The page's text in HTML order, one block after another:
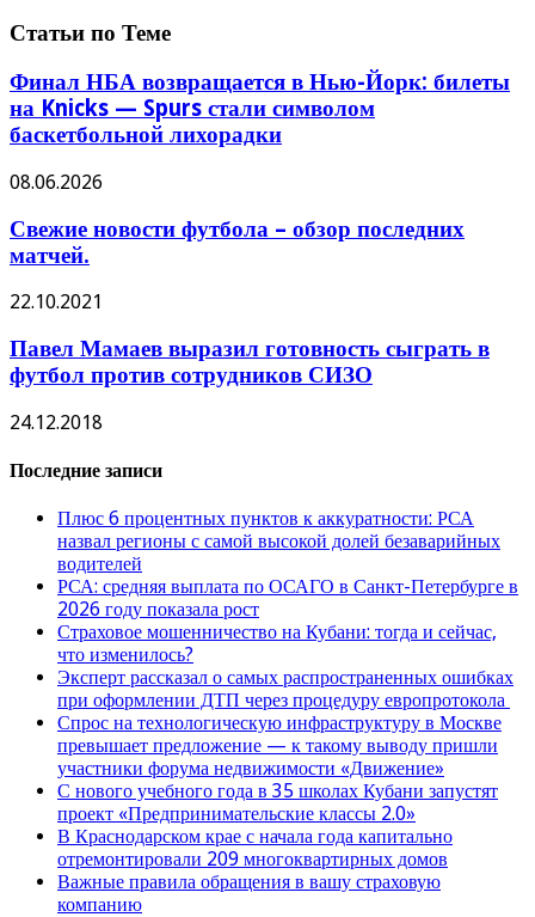
Статьи по Теме
Финал НБА возвращается в Нью-Йорк: билеты
на Knicks — Spurs стали символом
баскетбольной лихорадки
08.06.2026
Свежие новости футбола – обзор последних
матчей.
22.10.2021
Павел Мамаев выразил готовность сыграть в
футбол против сотрудников СИЗО
24.12.2018
Последние записи
Плюс 6 процентных пунктов к аккуратности: РСА
назвал регионы с самой высокой долей безаварийных
водителей
РСА: средняя выплата по ОСАГО в Санкт-Петербурге в
2026 году показала рост
Страховое мошенничество на Кубани: тогда и сейчас,
что изменилось?
Эксперт рассказал о самых распространенных ошибках
при оформлении ДТП через процедуру европротокола
Спрос на технологическую инфраструктуру в Москве
превышает предложение — к такому выводу пришли
участники форума недвижимости «Движение»
С нового учебного года в 35 школах Кубани запустят
проект «Предпринимательские классы 2.0»
В Краснодарском крае с начала года капитально
отремонтировали 209 многоквартирных домов
Важные правила обращения в вашу страховую
компанию